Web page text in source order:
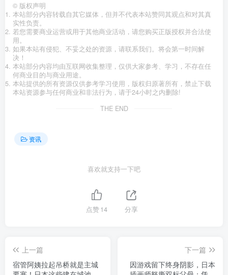
© 版权声明
本站部分内容转载自其它媒体，但并不代表本站赞同其观点和对其真
实性负责。
若您需要商业运营或用于其他商业活动，请您购买正版授权并合法使
用。
如果本站有侵犯、不妥之处的资源，请联系我们。将会第一时间解
决！
本站部分内容均由互联网收集整理，仅供大家参考、学习，不存在任
何商业目的与商业用途。
本站提供的所有资源仅供参考学习使用，版权归原著所有，禁止下载
本站资源参与任何商业和非法行为，请于24小时之内删除!
THE END
资讯
喜欢就支持一下吧
点赞14 分享
上一篇
宿管阿姨拉起吊桥就是主城
下一篇
因游戏留下终身阴影，日本